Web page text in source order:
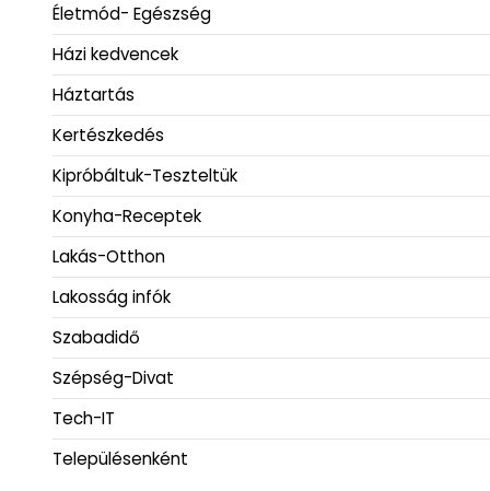
Életmód- Egészség
Házi kedvencek
Háztartás
Kertészkedés
Kipróbáltuk-Teszteltük
Konyha-Receptek
Lakás-Otthon
Lakosság infók
Szabadidő
Szépség-Divat
Tech-IT
Településenként